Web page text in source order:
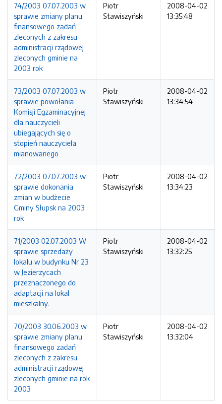
74/2003 07.07.2003 w
sprawie zmiany planu
finansowego zadań
zleconych z zakresu
administracji rządowej
zleconych gminie na
2003 rok
Piotr
Stawiszyński
2008-04-02
13:35:48
73/2003 07.07.2003 w
sprawie powołania
Komisji Egzaminacyjnej
dla nauczycieli
ubiegających się o
stopień nauczyciela
mianowanego
Piotr
Stawiszyński
2008-04-02
13:34:54
72/2003 07.07.2003 w
sprawie dokonania
zmian w budżecie
Gminy Słupsk na 2003
rok
Piotr
Stawiszyński
2008-04-02
13:34:23
71/2003 02.07.2003 W
sprawie sprzedaży
lokalu w budynku Nr 23
w Jezierzycach
przeznaczonego do
adaptacji na lokal
mieszkalny.
Piotr
Stawiszyński
2008-04-02
13:32:25
70/2003 30.06.2003 w
sprawie zmiany planu
finansowego zadań
zleconych z zakresu
administracji rządowej
zleconych gminie na rok
2003
Piotr
Stawiszyński
2008-04-02
13:32:04